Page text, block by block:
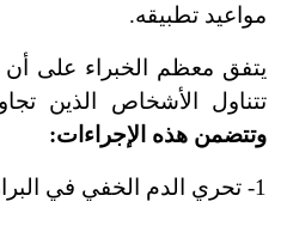
مواعيد تطبيقه.
يتفق معظم الخبراء على
تتناول الأشخاص الذين
وتتضمن هذه الإجراءات:
1- تحري الدم الخفي في البراز مرة كل عام.